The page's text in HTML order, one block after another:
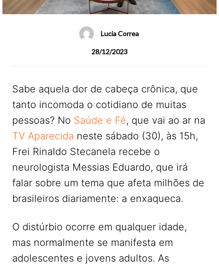
Lucia Correa
28/12/2023
Sabe aquela dor de cabeça crônica, que
tanto incomoda o cotidiano de muitas
pessoas? No Saúde e Fé, que vai ao ar na
TV Aparecida neste sábado (30), às 15h,
Frei Rinaldo Stecanela recebe o
neurologista Messias Eduardo, que irá
falar sobre um tema que afeta milhões de
brasileiros diariamente: a enxaqueca.
O distúrbio ocorre em qualquer idade,
mas normalmente se manifesta em
adolescentes e jovens adultos. As